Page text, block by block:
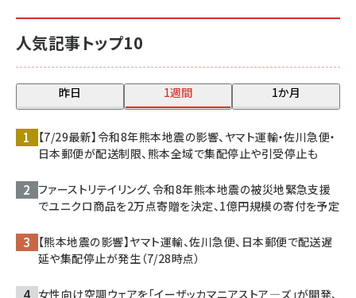
人気記事トップ10
昨日 1週間 1か月
【7/29最新】令和8年熊本地震の影響、ヤマト運輸・佐川急便・
日本郵便が配送制限、熊本全域で集配停止や引受停止も
ファーストリテイリング、令和8年熊本地震の被災地緊急支援
でユニクロ商品を2万点寄贈を決定、1億円規模の寄付を予定
【熊本地震の影響】ヤマト運輸、佐川急便、日本郵便で配送遅
延や集配停止が発生（7/28時点）
女性向け空調ウェアを「イーザッカマニアストア―ズ」が開発、